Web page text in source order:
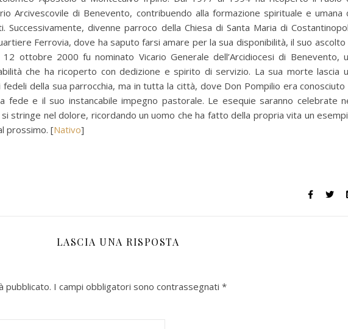
Arcivescovile di Benevento, contribuendo alla formazione spirituale e umana
Successivamente, divenne parroco della Chiesa di Santa Maria di
Ferrovia, dove ha saputo farsi amare per la sua disponibilità, il suo ascolto
ottobre 2000 fu nominato Vicario Generale dell’Arcidiocesi di Benevento,
che ha ricoperto con dedizione e spirito di servizio. La sua morte lascia
della sua parrocchia, ma in tutta la città, dove Don Pompilio era conosciuto
fede e il suo instancabile impegno pastorale. Le esequie saranno celebrate
stringe nel dolore, ricordando un uomo che ha fatto della propria vita un
prossimo. [Nativo]
LASCIA UNA RISPOSTA
pubblicato. I campi obbligatori sono contrassegnati *